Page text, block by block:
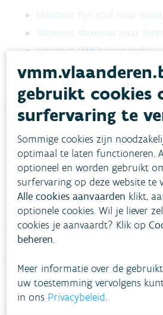
Uitstoot fijn stof naar lucht
Uitstoot dioxines naar
Uitstoot PAK's naar lucht
Heb je vragen?
Bekijk het overzicht van
Niet gevonden wat je zocht?
contactformulier in.
gebruikt cookies
surfervaring te
Sommige cookies zijn
optimaal te laten functioneren.
optioneel en worden gebruikt
surfervaring op deze website te
Alle cookies aanvaarden klikt,
optionele cookies. Wil je liever
cookies je aanvaardt? Klik op
beheren.
Meer informatie over de
uw toestemming vervolgens
in ons Privacybeleid.